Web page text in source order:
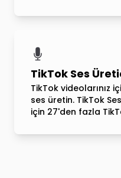
TikTok Ses
TikTok videolarınız
ses üretin. TikTok
için 27'den fazla